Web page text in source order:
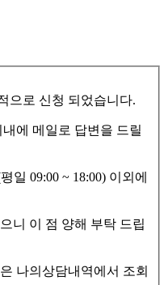
으로 신청 되었습니다.
에 메일로 답변을 드릴
일 09:00 ~ 18:00) 이외에
니 이 점 양해 부탁 드립
나의상담내역에서 조회